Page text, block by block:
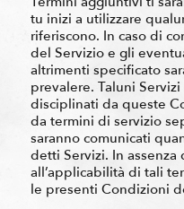
tu inizi a utilizzare
riferiscono. In caso di
del Servizio e gli
altrimenti specificato
prevalere. Taluni
disciplinati da queste
da termini di servizio
saranno comunicati
detti Servizi. In
all’applicabilità di tali
le presenti Condizioni